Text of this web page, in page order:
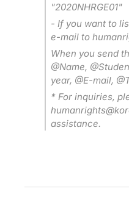
"2020NHRGE01"
- If you want to
e-mail to
When you send
@Name,
year, @E-mail,
* For inquiries,
assistance.